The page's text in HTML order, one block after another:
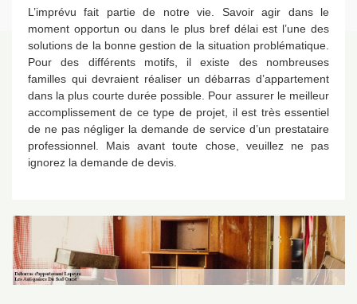
L’imprévu fait partie de notre vie. Savoir agir dans le
moment opportun ou dans le plus bref délai est l’une des
solutions de la bonne gestion de la situation problématique.
Pour des différents motifs, il existe des nombreuses
familles qui devraient réaliser un débarras d’appartement
dans la plus courte durée possible. Pour assurer le meilleur
accomplissement de ce type de projet, il est très essentiel
de ne pas négliger la demande de service d’un prestataire
professionnel. Mais avant toute chose, veuillez ne pas
ignorez la demande de devis.